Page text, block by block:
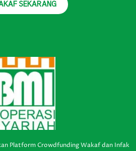
SEKARANG
Platform Crowdfunding Wakaf dan Infak